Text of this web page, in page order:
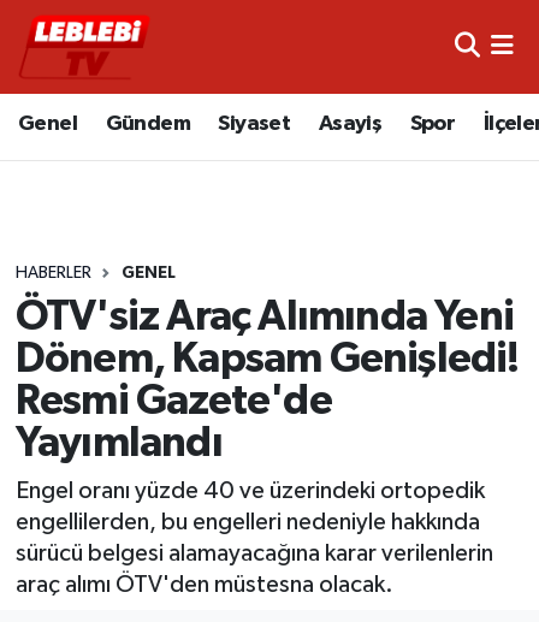
Genel Gündem Siyaset Asayiş Spor
HABERLER GENEL
ÖTV'siz Araç Alımında Yeni
Dönem, Kapsam Genişledi!
Resmi Gazete'de
Yayımlandı
Engel oranı yüzde 40 ve üzerindeki ortopedik
engellilerden, bu engelleri nedeniyle hakkında
sürücü belgesi alamayacağına karar verilenlerin
araç alımı ÖTV'den müstesna olacak.
Hava Durumu
Süper Lig Puan Durumu ve Fikstür
Tüm Manşetler
Son Dakika Haberleri
Haber Arşivi